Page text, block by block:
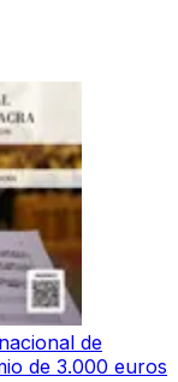
de
de 3.000 euros